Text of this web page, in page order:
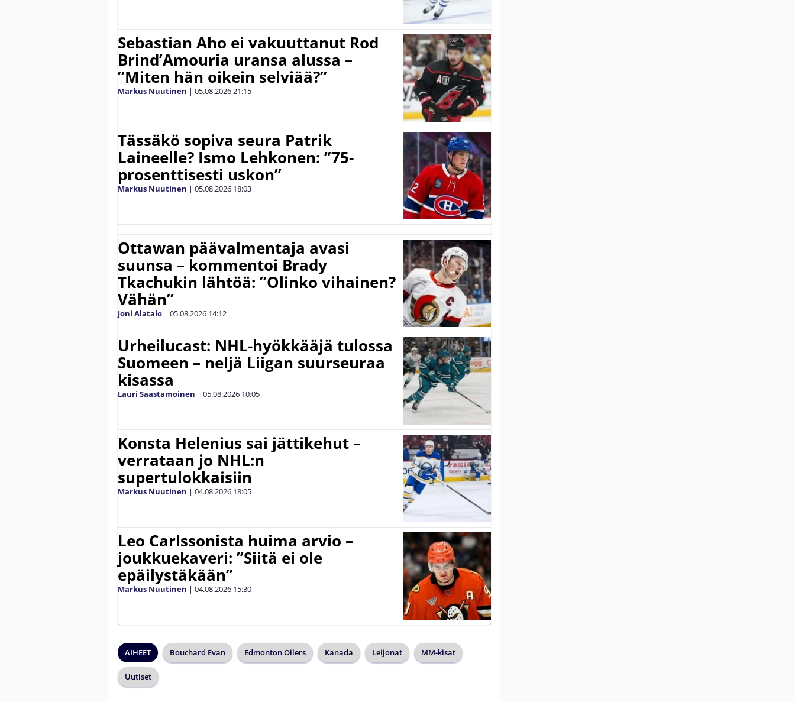
Sebastian Aho ei vakuuttanut Rod
Brind’Amouria uransa alussa –
”Miten hän oikein selviää?”
Markus Nuutinen | 05.08.202621:15
Tässäkö sopiva seura Patrik
Laineelle? Ismo Lehkonen: ”75-
prosenttisesti uskon”
Markus Nuutinen | 05.08.2026 18:03
Ottawan päävalmentaja avasi
suunsa – kommentoi Brady
Tkachukin lähtöä: ”Olinko vihainen?
Vähän”
Joni Alatalo | 05.08.2026 14:12
Urheilucast: NHL-hyökkääjä tulossa
Suomeen – neljä Liigan suurseuraa
kisassa
Lauri Saastamoinen | 05.08.2026 10:05
Konsta Helenius sai jättikehut –
verrataan jo NHL:n
supertulokkaisiin
Markus Nuutinen | 04.08.2026 18:05
Leo Carlssonista huima arvio –
joukkuekaveri: ”Siitä ei ole
epäilystäkään”
Markus Nuutinen | 04.08.2026 15:30
AIHEET Bouchard Evan Edmonton Oilers Kanada Leijonat MM-kisat
Uutiset